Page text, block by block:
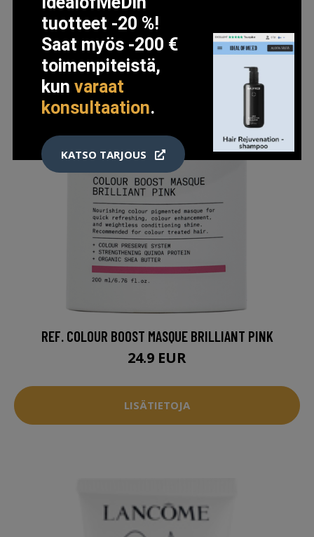
REF. COLOUR BOOST MASQUE BRILLIANT PINK
24.9 EUR
LISÄTIETOJA
tuotteet -20 %!
Saat myös -200 €
toimenpiteistä,
kunvaraat
konsultaation.
KATSO TARJOUS